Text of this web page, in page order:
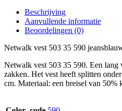
Beschrijving
Aanvullende informatie
Beoordelingen (0)
Netwalk vest 503 35 590
Netwalk vest 503 35 590. Een lang
zakken. Het vest heeft splitten
cm. Materiaal: een breisel van 50%